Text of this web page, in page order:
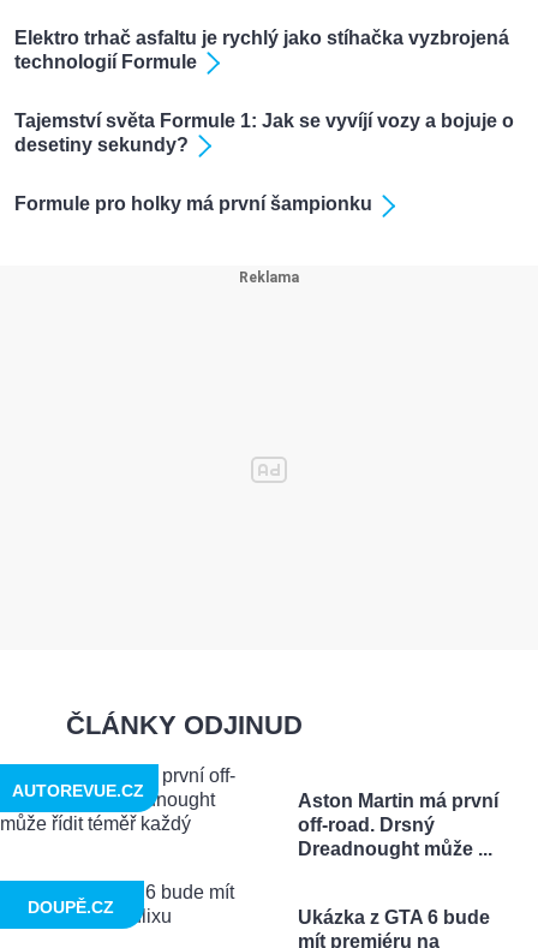
Elektro trhač asfaltu je rychlý jako stíhačka vyzbrojená
technologií Formule
Tajemství světa Formule 1: Jak se vyvíjí vozy a bojuje o
desetiny sekundy?
Formule pro holky má první šampionku
ČLÁNKY ODJINUD
Aston Martin má první
off-road. Drsný
Dreadnought může ...
AUTOREVUE.CZ
Ukázka z GTA 6 bude
mít premiéru na
DOUPĚ.CZ